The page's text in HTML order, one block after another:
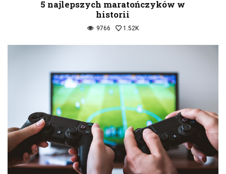
5 najlepszych maratończyków w
historii
9766 1.52K